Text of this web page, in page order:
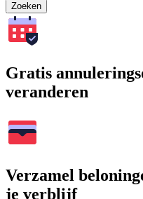
Zoeken
Gratis
veranderen
Verzamel
je verblijf